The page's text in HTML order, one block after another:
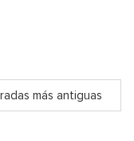
más antiguas